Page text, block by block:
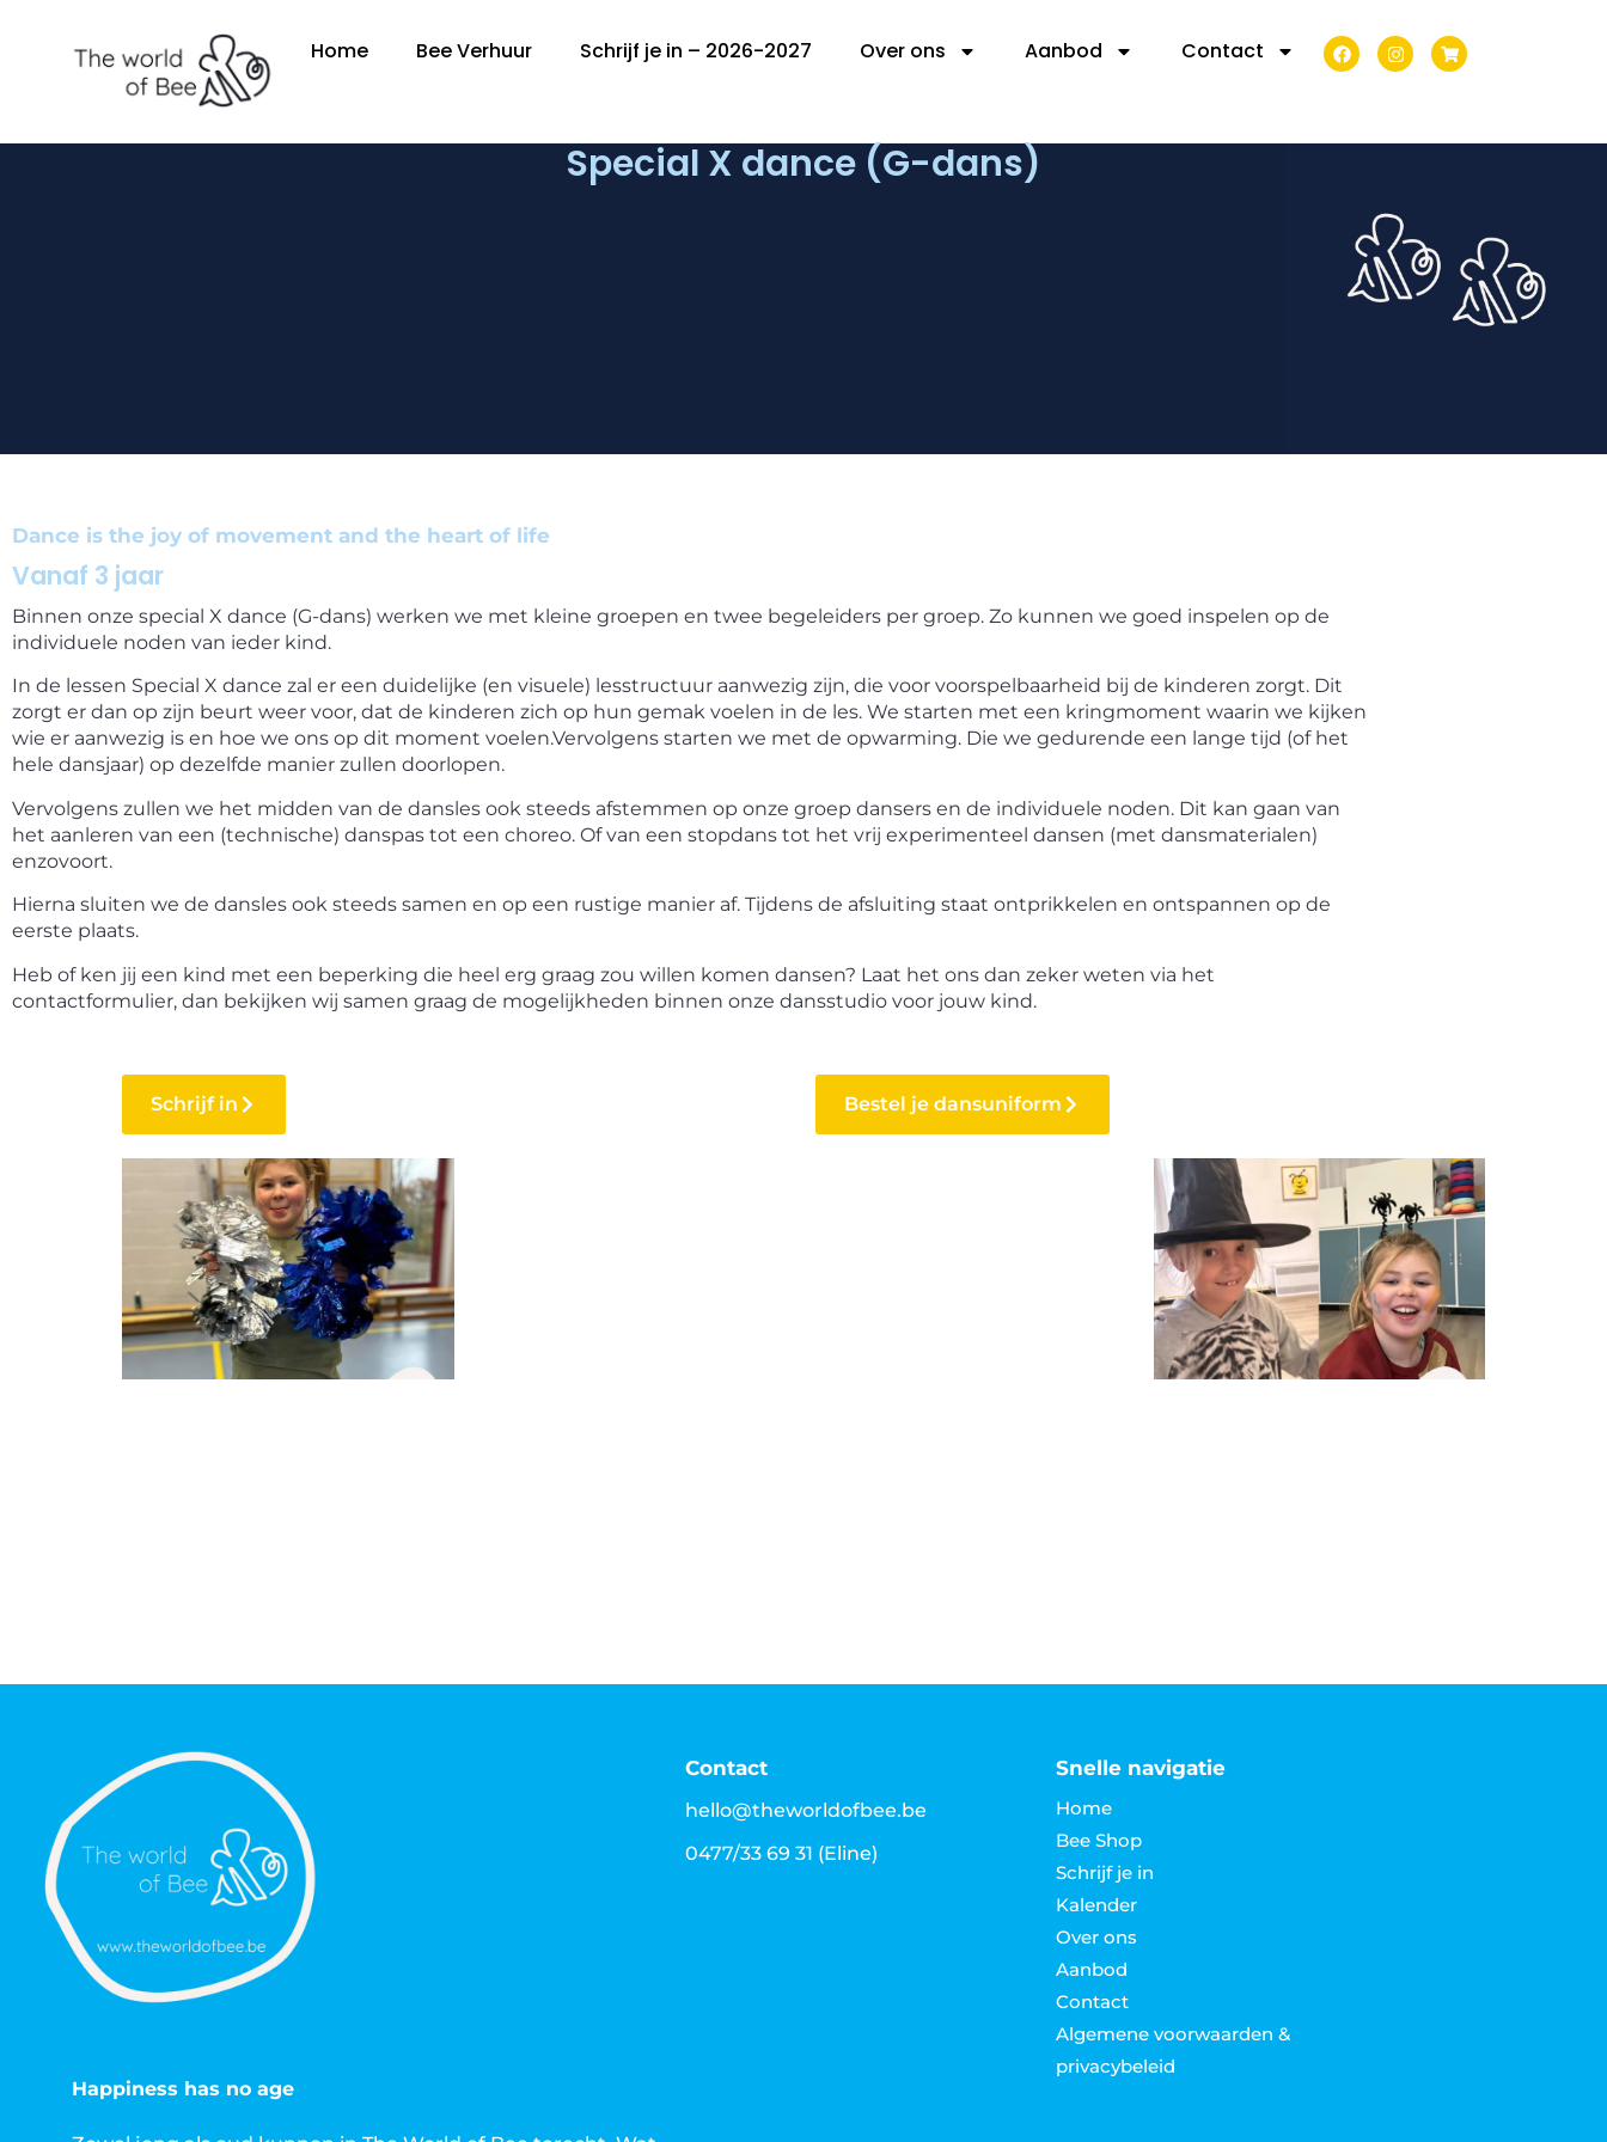
Home Bee Verhuur Schrijf je in – 2026-2027 Over ons Aanbod Contact
Special X dance (G-dans)
Dance is the joy of movement and the heart of life
Vanaf 3 jaar
Binnen onze special X dance (G-dans) werken we met kleine groepen en twee begeleiders per groep. Zo kunnen we goed inspelen op de
individuele noden van ieder kind.
In de lessen Special X dance zal er een duidelijke (en visuele) lesstructuur aanwezig zijn, die voor voorspelbaarheid bij de kinderen zorgt. Dit
zorgt er dan op zijn beurt weer voor, dat de kinderen zich op hun gemak voelen in de les. We starten met een kringmoment waarin we kijken
wie er aanwezig is en hoe we ons op dit moment voelen.Vervolgens starten we met de opwarming. Die we gedurende een lange tijd (of het
hele dansjaar) op dezelfde manier zullen doorlopen.
Vervolgens zullen we het midden van de dansles ook steeds afstemmen op onze groep dansers en de individuele noden. Dit kan gaan van
het aanleren van een (technische) danspas tot een choreo. Of van een stopdans tot het vrij experimenteel dansen (met dansmaterialen)
enzovoort.
Hierna sluiten we de dansles ook steeds samen en op een rustige manier af. Tijdens de afsluiting staat ontprikkelen en ontspannen op de
eerste plaats.
Heb of ken jij een kind met een beperking die heel erg graag zou willen komen dansen? Laat het ons dan zeker weten via het
contactformulier, dan bekijken wij samen graag de mogelijkheden binnen onze dansstudio voor jouw kind.
Schrijf in Bestel je dansuniform
Happiness has no age
Contact
hello@theworldofbee.be
0477/33 69 31 (Eline)
Snelle navigatie
Home
Bee Shop
Schrijf je in
Kalender
Over ons
Aanbod
Contact
Algemene voorwaarden &
privacybeleid